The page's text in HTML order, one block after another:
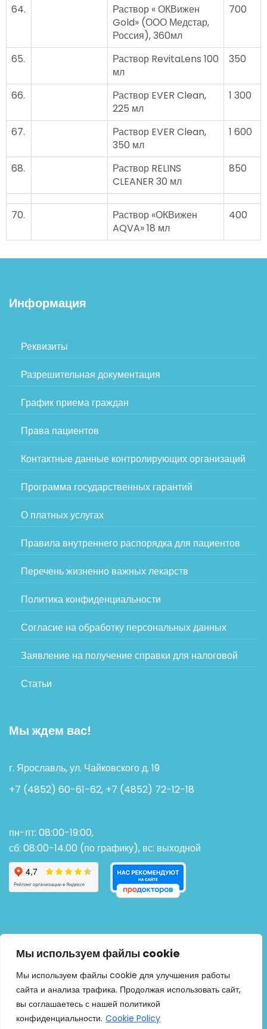
Мы используем файлы cookie
Мы используем файлы cookie для улучшения работы
сайта и анализа трафика. Продолжая использовать сайт,
вы соглашаетесь с нашей политикой
конфиденциальности. Cookie Policy
64.
Раствор « ОКВижен
Gold» (ООО Медстар,
Россия), 360мл
700
65.
Раствор RevitaLens 100
мл
350
66.
Раствор EVER Clean,
225 мл
1 300
67.
Раствор EVER Clean,
350 мл
1 600
68.
Раствор RELINS
CLEANER 30 мл
850
70.
Раствор «ОКВижен
AQVA» 18 мл
400
Информация
Реквизиты
Разрешительная документация
График приема граждан
Права пациентов
Контактные данные контролирующих организаций
Программа государственных гарантий
О платных услугах
Правила внутреннего распорядка для пациентов
Перечень жизненно важных лекарств
Политика конфиденциальности
Согласие на обработку персональных данных
Заявление на получение справки для налоговой
Статьи
Мы ждем вас!
г. Ярославль, ул. Чайковского д. 19
+7 (4852) 60-61-62, +7 (4852) 72-12-18
пн-пт: 08:00-19:00,
сб: 08:00-14.00 (по графику), вс: выходной